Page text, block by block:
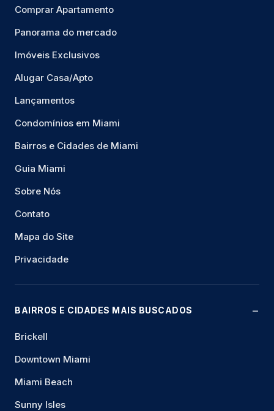
Comprar Apartamento
Panorama do mercado
Imóveis Exclusivos
Alugar Casa/Apto
Lançamentos
Condomínios em Miami
Bairros e Cidades de Miami
Guia Miami
Sobre Nós
Contato
Mapa do Site
Privacidade
BAIRROS E CIDADES MAIS BUSCADOS
Brickell
Downtown Miami
Miami Beach
Sunny Isles